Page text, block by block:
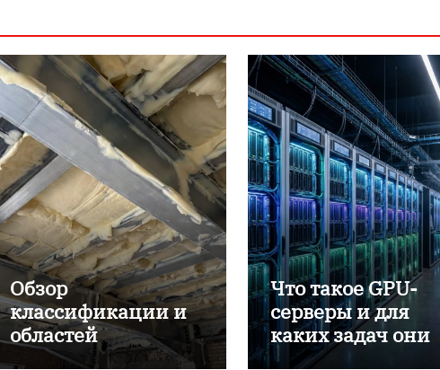
Обзор
классификации и
областей
применения
Что такое GPU-
серверы и для
каких задач они
применяются